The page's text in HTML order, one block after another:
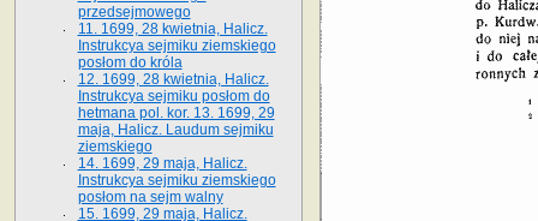
przedsejmowego
11. 1699, 28 kwietnia, Halicz.
Instrukcya sejmiku ziemskiego
posłom do króla
12. 1699, 28 kwietnia, Halicz.
Instrukcya sejmiku posłom do
hetmana pol. kor. 13. 1699, 29
maja, Halicz. Laudum sejmiku
ziemskiego
14. 1699, 29 maja, Halicz.
Instrukcya sejmiku ziemskiego
posłom na sejm walny
15. 1699, 29 maja, Halicz.